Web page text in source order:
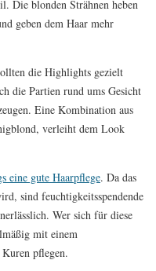
Die blonden Strähnen heben
geben dem Haar mehr
die Highlights gezielt
die Partien rund ums Gesicht
Eine Kombination aus
verleiht dem Look
eine gute Haarpflege. Da das
sind feuchtigkeitsspendende
Wer sich für diese
mit einem
pflegen.